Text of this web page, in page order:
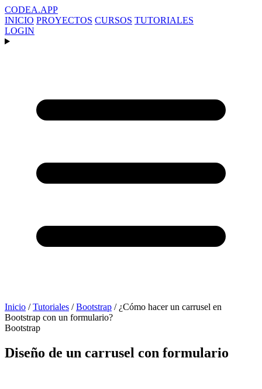
CODEA.APP
INICIO PROYECTOS CURSOS TUTORIALES
LOGIN
Inicio / Tutoriales / Bootstrap / ¿Cómo hacer un carrusel en
Bootstrap con un formulario?
Bootstrap
Diseño de un carrusel con formulario